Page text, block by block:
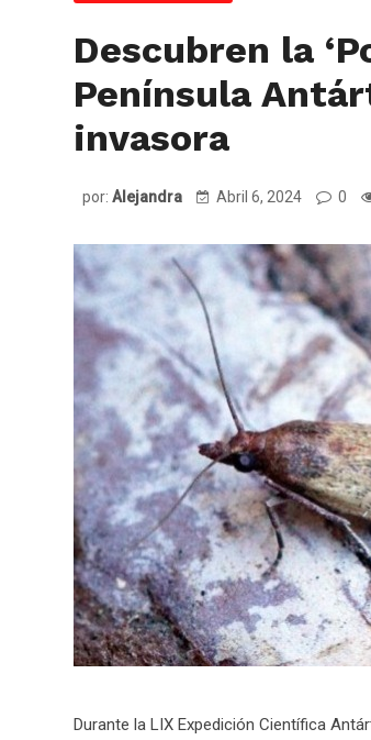
Descubren la
Península
invasora
por: Alejandra Abril 6, 2024 0
Durante la LIX Expedición Científica